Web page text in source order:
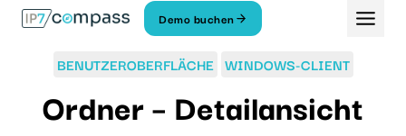
Zum
Inhalt
Demo buchen
BENUTZEROBERFLÄCHE WINDOWS-CLIENT
Ordner – Detailansicht